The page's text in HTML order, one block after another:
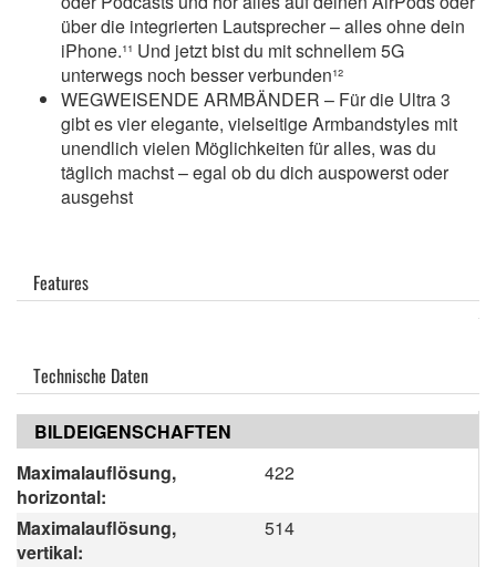
über die integrierten Lautsprecher – alles ohne dein
iPhone.¹¹ Und jetzt bist du mit schnellem 5G
unterwegs noch besser verbunden¹²
WEGWEISENDE ARMBÄNDER – Für die Ultra 3
gibt es vier elegante, vielseitige Armbandstyles mit
unendlich vielen Möglichkeiten für alles, was du
täglich machst – egal ob du dich auspowerst oder
ausgehst
Features
Technische Daten
BILDEIGENSCHAFTEN
Maximalauflösung,
horizontal:
422
Maximalauflösung,
vertikal:
514